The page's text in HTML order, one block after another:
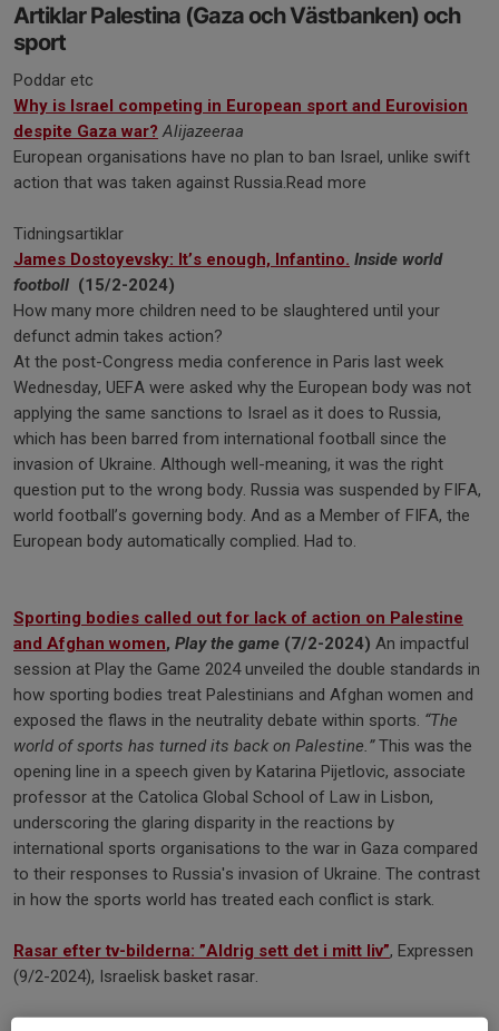
Artiklar Palestina (Gaza och Västbanken) och
sport
Poddar etc
Why is Israel competing in European sport and Eurovision
despite Gaza war? Alijazeeraa
European organisations have no plan to ban Israel, unlike swift
action that was taken against Russia.Read more
Tidningsartiklar
James Dostoyevsky: It’s enough, Infantino. Inside world
footboll (15/2-2024)
How many more children need to be slaughtered until your
defunct admin takes action?
At the post-Congress media conference in Paris last week
Wednesday, UEFA were asked why the European body was not
applying the same sanctions to Israel as it does to Russia,
which has been barred from international football since the
invasion of Ukraine. Although well-meaning, it was the right
question put to the wrong body. Russia was suspended by FIFA,
world football’s governing body. And as a Member of FIFA, the
European body automatically complied. Had to.
Sporting bodies called out for lack of action on Palestine
and Afghan women, Play the game (7/2-2024) An impactful
session at Play the Game 2024 unveiled the double standards in
how sporting bodies treat Palestinians and Afghan women and
exposed the flaws in the neutrality debate within sports. “The
world of sports has turned its back on Palestine.”This was the
opening line in a speech given by Katarina Pijetlovic, associate
professor at the Catolica Global School of Law in Lisbon,
underscoring the glaring disparity in the reactions by
international sports organisations to the war in Gaza compared
to their responses to Russia's invasion of Ukraine. The contrast
in how the sports world has treated each conflict is stark.
Rasar efter tv-bilderna: ”Aldrig sett det i mitt liv”, Expressen
(9/2-2024), Israelisk basket rasar.